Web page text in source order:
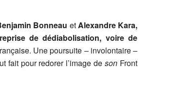
Bonneau etAlexandre Kara,
de dédiabolisation, voire de
Une poursuite – involontaire –
fait pour redorer l’image deson Front